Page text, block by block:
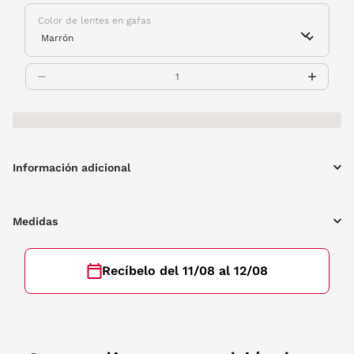
Color de lentes en gafas
Información adicional
Medidas
Recíbelo del 11/08 al 12/08